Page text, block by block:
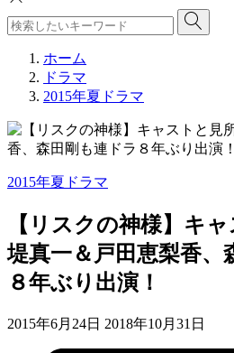
ホーム
ドラマ
2015年夏ドラマ
2015年夏ドラマ
【リスクの神様】キ
堤真一＆戸田恵梨香、
８年ぶり出演！
2015年6月24日 2018年10月31日